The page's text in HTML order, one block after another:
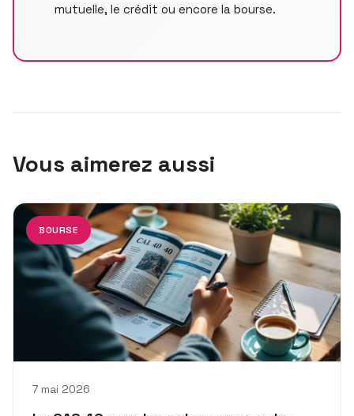
mutuelle, le crédit ou encore la bourse.
Vous aimerez aussi
BOURSE
7 mai 2026